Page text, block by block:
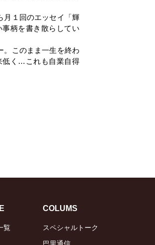
月１回のエッセイ「輝
柄を書き散らしてい
。このまま一生を終わ
低く…これも自業自得
覧
COLUMS
スペシャルトーク
巴里通信